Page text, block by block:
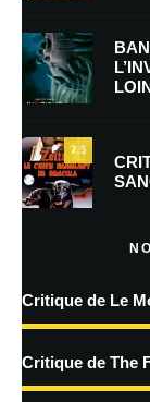
Enregistrer mon
mon prochain
plus sur la façon
7.5
Critique de Le
Critique de The